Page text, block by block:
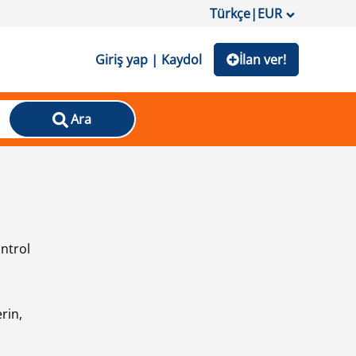
Türkçe|EUR
Giriş yap | Kaydol İlan ver!
Ara